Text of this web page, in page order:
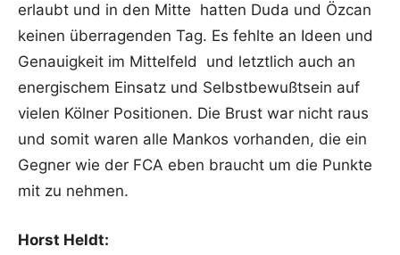
erlaubt und in den Mitte hatten Duda und Özcan
keinen überragenden Tag. Es fehlte an Ideen und
Genauigkeit im Mittelfeld und letztlich auch an
energischem Einsatz und Selbstbewußtsein auf
vielen Kölner Positionen. Die Brust war nicht raus
und somit waren alle Mankos vorhanden, die ein
Gegner wie der FCA eben braucht um die Punkte
mit zu nehmen.
Horst Heldt: